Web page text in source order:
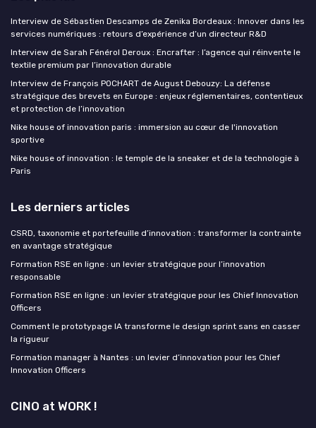
Interview de Sébastien Descamps de Zenika Bordeaux : Innover dans les
services numériques : retours d’expérience d’un directeur R&D
Interview de Sarah Fénérol Deroux : Encrafter : l’agence qui réinvente le
textile premium par l’innovation durable
Interview de François POCHART de August Debouzy: La défense
stratégique des brevets en Europe : enjeux réglementaires, contentieux
et protection de l’innovation
Nike house of innovation paris : immersion au cœur de l'innovation
sportive
Nike house of innovation : le temple de la sneaker et de la technologie à
Paris
Les derniers articles
CSRD, taxonomie et portefeuille d’innovation : transformer la contrainte
en avantage stratégique
Formation RSE en ligne : un levier stratégique pour l’innovation
responsable
Formation RSE en ligne : un levier stratégique pour les Chief Innovation
Officers
Comment le prototypage IA transforme le design sprint sans en casser
la rigueur
Formation manager à Nantes : un levier d’innovation pour les Chief
Innovation Officers
CINO at WORK !